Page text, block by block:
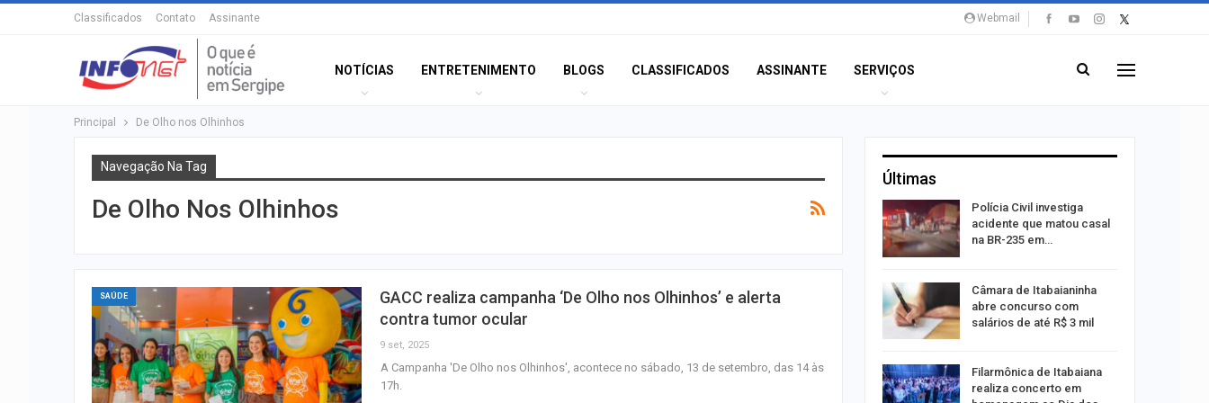
Webmail
Classificados Contato Assinante
NOTÍCIAS ENTRETENIMENTO BLOGS CLASSIFICADOS ASSINANTE SERVIÇOS
Principal De Olho nos Olhinhos
Navegação Na Tag
De Olho Nos Olhinhos
SAÚDE
GACC realiza campanha ‘De Olho nos Olhinhos’ e alerta
contra tumor ocular
9 set, 2025
A Campanha 'De Olho nos Olhinhos', acontece no sábado, 13 de setembro, das 14 às
17h.
Últimas
Inscrições para exame de
Idosa de 82 anos morre
após atropelamento na SE-
PSD oficializa candidatura
Polícia Civil investiga
acidente que matou casal
na BR-235 em…
Câmara de Itabaianinha
abre concurso com
salários de até R$ 3 mil
Filarmônica de Itabaiana
realiza concerto em